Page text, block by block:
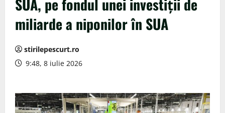
SUA, pe fondul unei investiții de
miliarde a niponilor în SUA
stirilepescurt.ro
9:48, 8 iulie 2026